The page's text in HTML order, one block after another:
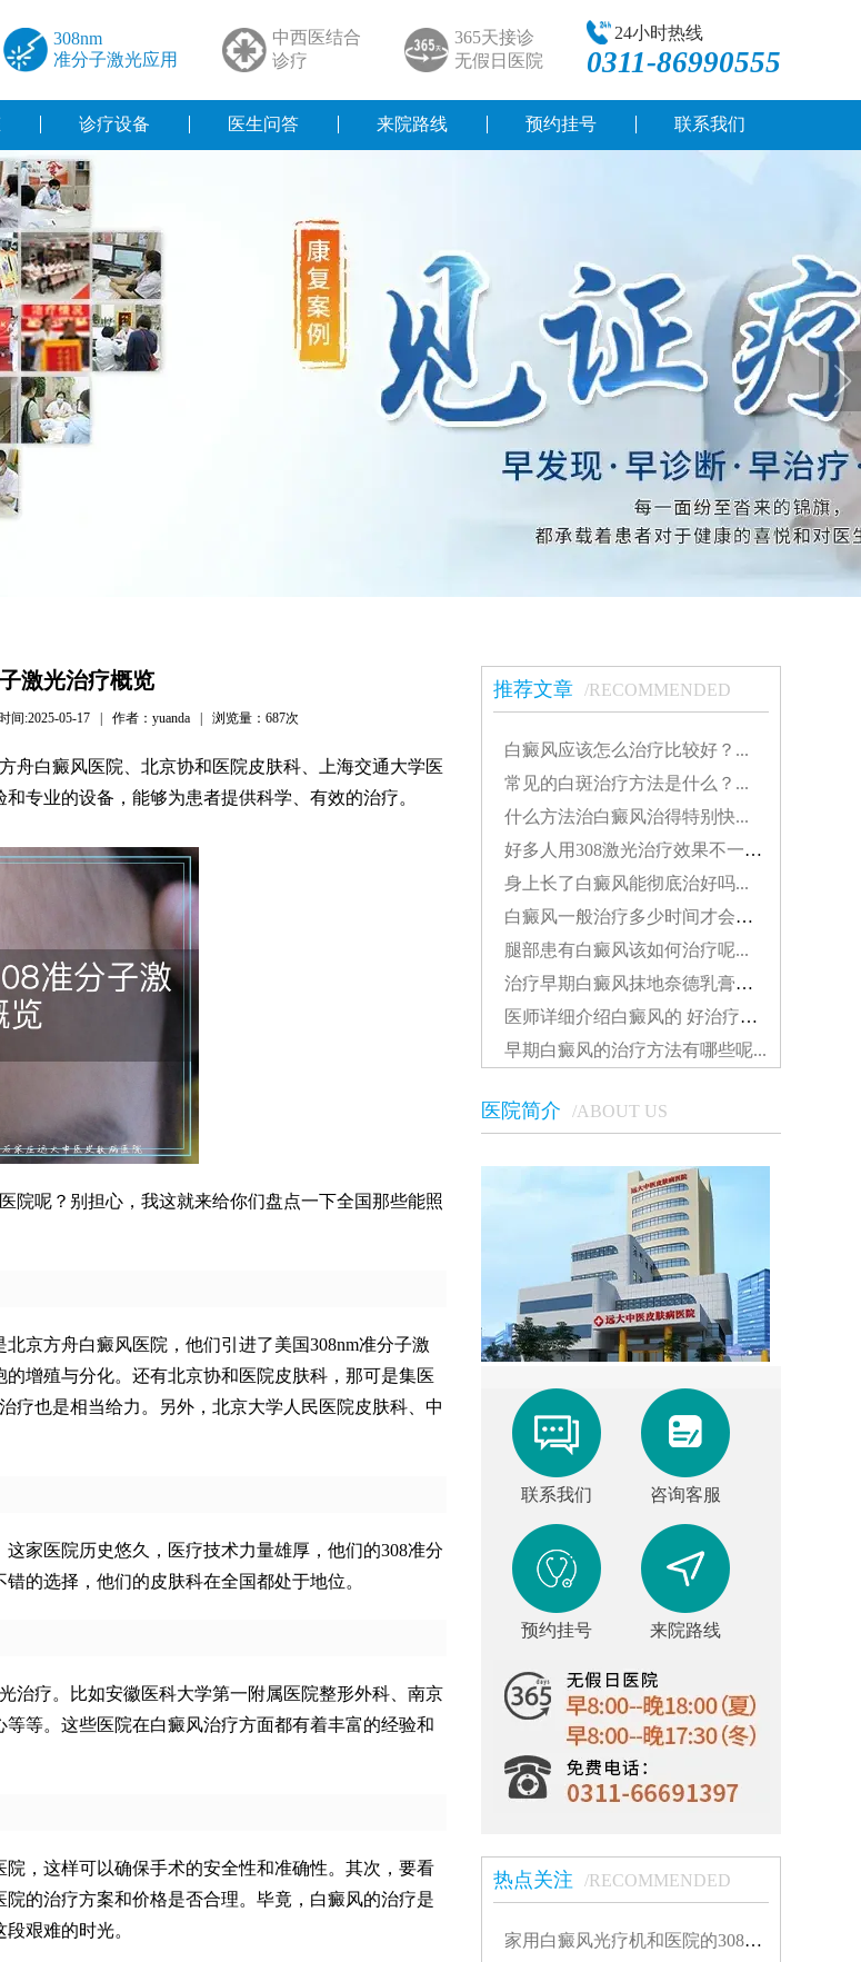
308nm
准分子激光应用
中西医结合
诊疗
365天接诊
无假日医院
24小时热线
0311-86990555
诊疗设备 医生问答 来院路线 预约挂号 联系我们
激光治疗概览
间:2025-05-17 | 作者：yuanda | 浏览量： 687次
舟白癜风医院、北京协和医院皮肤科、上海交通大学医
专业的设备，能够为患者提供科学、有效的治疗。
院呢？别担心，我这就来给你们盘点一下全国那些能照
京方舟白癜风医院，他们引进了美国308nm准分子激
增殖与分化。还有北京协和医院皮肤科，那可是集医
疗也是相当给力。另外，北京大学人民医院皮肤科、中
家医院历史悠久，医疗技术力量雄厚，他们的308准分
的选择，他们的皮肤科在全国都处于地位。
治疗。比如安徽医科大学第一附属医院整形外科、南京
等。这些医院在白癜风治疗方面都有着丰富的经验和
，这样可以确保手术的安全性和准确性。其次，要看
的治疗方案和价格是否合理。毕竟，白癜风的治疗是
艰难的时光。
推荐文章 /RECOMMENDED
白癜风应该怎么治疗比较好？...
常见的白斑治疗方法是什么？...
什么方法治白癜风治得特别快...
好多人用308激光治疗效果不一样308分为几种...
身上长了白癜风能彻底治好吗...
白癜风一般治疗多少时间才会稳定...
腿部患有白癜风该如何治疗呢...
治疗早期白癜风抹地奈德乳膏可以吗...
医师详细介绍白癜风的 好治疗方法...
早期白癜风的治疗方法有哪些呢...
医院简介 /ABOUT US
联系我们 咨询客服
预约挂号 来院路线
热点关注 /RECOMMENDED
家用白癜风光疗机和医院的308有什么不同...